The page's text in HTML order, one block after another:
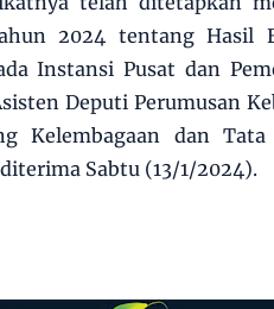
2024 tentang Hasil
Instansi Pusat dan
Deputi Perumusan
Kelembagaan dan
Sabtu (13/1/2024).